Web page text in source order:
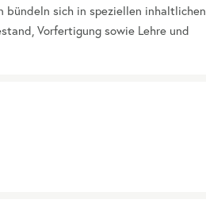
bündeln sich in speziellen inhaltlichen
Vorfertigung sowie Lehre und